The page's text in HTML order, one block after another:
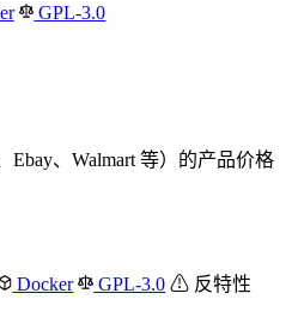
GPL-3.0
Ebay、Walmart 等）的产品价格
Docker GPL-3.0 ⚠ 反特性